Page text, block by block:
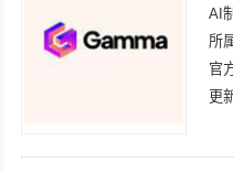
AI
所
官
更